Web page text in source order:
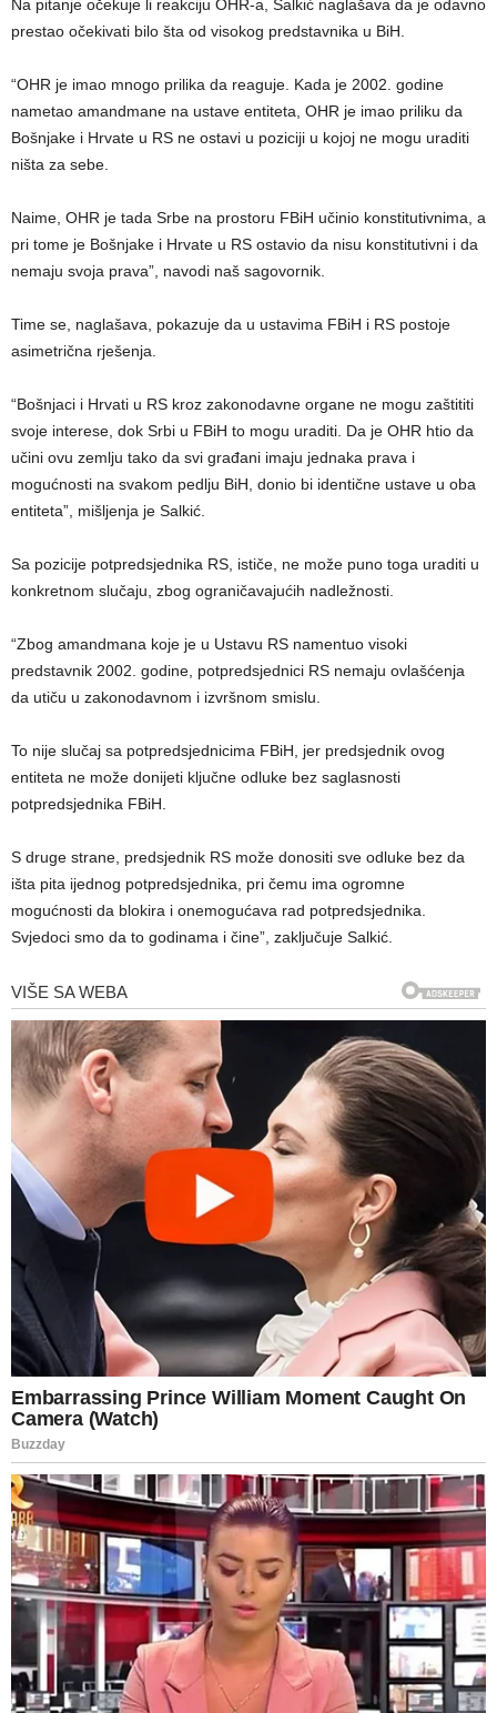
Na pitanje očekuje li reakciju OHR-a, Salkić naglašava da je odavno
prestao očekivati bilo šta od visokog predstavnika u BiH.
“OHR je imao mnogo prilika da reaguje. Kada je 2002. godine
nametao amandmane na ustave entiteta, OHR je imao priliku da
Bošnjake i Hrvate u RS ne ostavi u poziciji u kojoj ne mogu uraditi
ništa za sebe.
Naime, OHR je tada Srbe na prostoru FBiH učinio konstitutivnima, a
pri tome je Bošnjake i Hrvate u RS ostavio da nisu konstitutivni i da
nemaju svoja prava”, navodi naš sagovornik.
Time se, naglašava, pokazuje da u ustavima FBiH i RS postoje
asimetrična rješenja.
“Bošnjaci i Hrvati u RS kroz zakonodavne organe ne mogu zaštititi
svoje interese, dok Srbi u FBiH to mogu uraditi. Da je OHR htio da
učini ovu zemlju tako da svi građani imaju jednaka prava i
mogućnosti na svakom pedlju BiH, donio bi identične ustave u oba
entiteta”, mišljenja je Salkić.
Sa pozicije potpredsjednika RS, ističe, ne može puno toga uraditi u
konkretnom slučaju, zbog ograničavajućih nadležnosti.
“Zbog amandmana koje je u Ustavu RS namentuo visoki
predstavnik 2002. godine, potpredsjednici RS nemaju ovlašćenja
da utiču u zakonodavnom i izvršnom smislu.
To nije slučaj sa potpredsjednicima FBiH, jer predsjednik ovog
entiteta ne može donijeti ključne odluke bez saglasnosti
potpredsjednika FBiH.
S druge strane, predsjednik RS može donositi sve odluke bez da
išta pita ijednog potpredsjednika, pri čemu ima ogromne
mogućnosti da blokira i onemogućava rad potpredsjednika.
Svjedoci smo da to godinama i čine”, zaključuje Salkić.